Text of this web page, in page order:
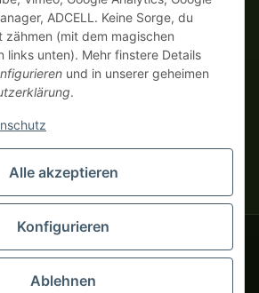
USt., zzgl.
Privatkunden (§ 13 BGB).
dienen der Orientierung und basieren
Wechselkurs. Verbindliche
- Alle Rechte vorbehalten. Design by
ADCELL. Keine Sorge, du
zähmen (mit dem magischen
links unten). Mehr finstere Details
und in unserer geheimen
.
Alle akzeptieren
Konfigurieren
Ablehnen
zur
Team
bei
Flüstere mir
zu – ich klebe
Service benötigst du WhatsApp.